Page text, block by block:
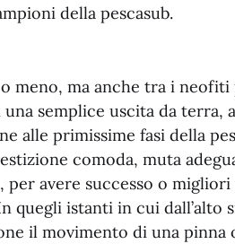
della pescasub.
meno, ma anche tra i
semplice uscita da terra,
alle primissime fasi della
comoda, muta
avere successo o migliori
quegli istanti in cui dall’alto
il movimento di una pinna